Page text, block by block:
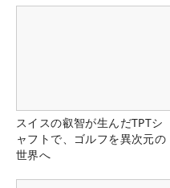
スイスの叡智が生んだTPTシ
ャフトで、ゴルフを異次元の
世界へ